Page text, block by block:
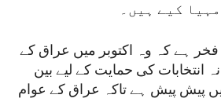
کیے ہیں۔
ہے کہ وہ اکتوبر میں عراق کے
انتخابات کی حمایت کے لیے بین
پیش پیش ہے تاکہ عراق کے عوام